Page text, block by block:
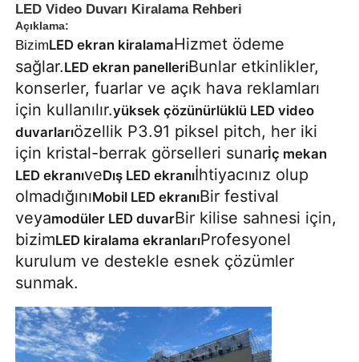
Ana Sayfa
VR Gösterisi
LED Video Duvarı Kiralama Rehberi
Açıklama:
BizimLED ekran kiralamaHizmet ödeme
sağlar.LED ekran panelleriBunlar etkinlikler,
konserler, fuarlar ve açık hava reklamları
için kullanılır.yüksek çözünürlüklü LED video
duvarlarıözellik P3.91 piksel pitch, her iki
için kristal-berrak görselleri sunarİç mekan
LED ekranıveDış LED ekranıİhtiyacınız olup
olmadığınıMobil LED ekranıBir festival
veyamodüler LED duvarBir kilise sahnesi için,
bizimLED kiralama ekranlarıProfesyonel
kurulum ve destekle esnek çözümler
sunmak.